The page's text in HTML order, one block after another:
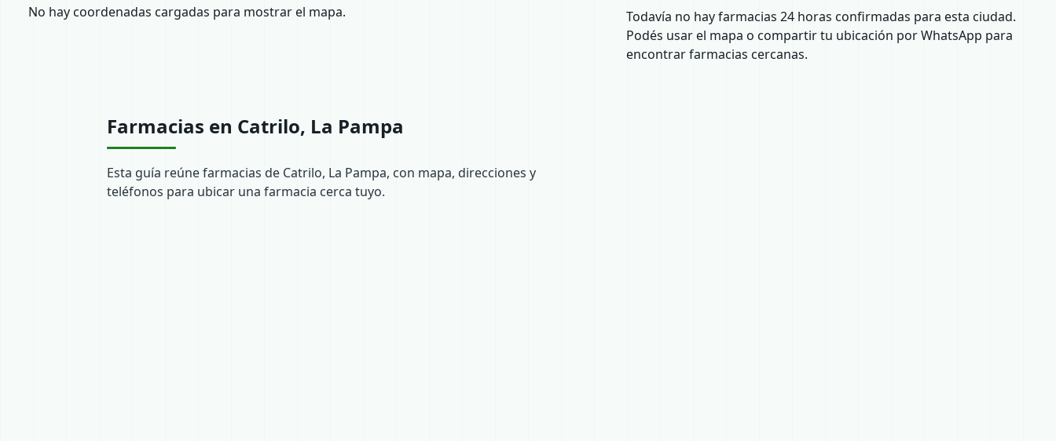
No hay coordenadas cargadas para mostrar el mapa.
Todavía no hay farmacias 24 horas confirmadas para esta ciudad.
Podés usar el mapa o compartir tu ubicación por WhatsApp para
encontrar farmacias cercanas.
Farmacias en Catrilo, La Pampa
Esta guía reúne farmacias de Catrilo, La Pampa, con mapa, direcciones y
teléfonos para ubicar una farmacia cerca tuyo.